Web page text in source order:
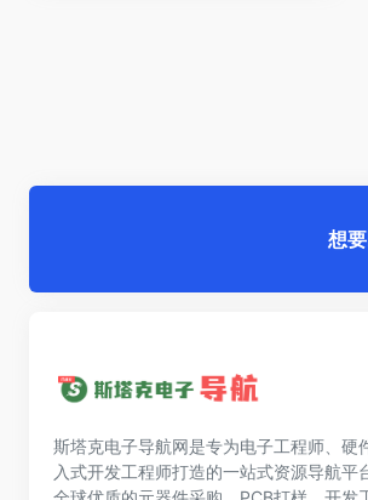
想
斯塔克电子导航网是专为电子工程师、硬
入式开发工程师打造的一站式资源导航平